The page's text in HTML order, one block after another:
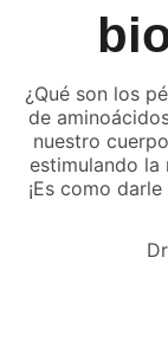
¿Qué son los
de
nuestro
estimulando la
¡Es como